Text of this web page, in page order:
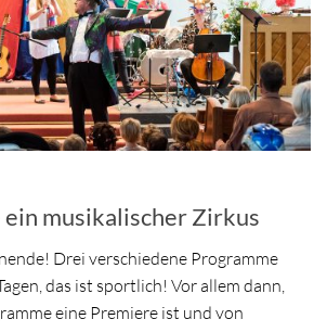
ein musikalischer Zirkus
Drei verschiedene Programme
das ist sportlich! Vor allem dann,
eine Premiere ist und von